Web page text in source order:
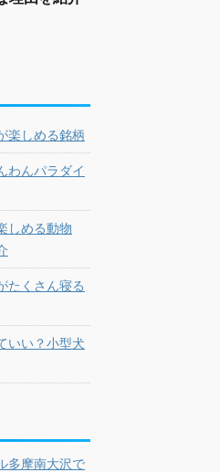
楽しめる銘柄
わんパラダイ
しめる動物
たくさん寝る
いい？小型犬
多摩南大沢で